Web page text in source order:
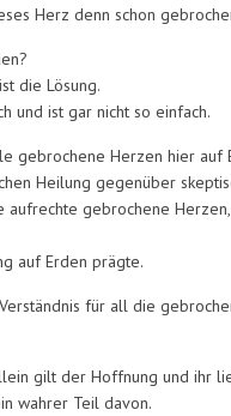
Herz denn schon
die Lösung.
und ist gar nicht so einfach.
gebrochene Herzen hier auf
Heilung gegenüber
aufrechte gebrochene
auf Erden prägte.
für all die
gilt der Hoffnung und ihr
wahrer Teil davon.